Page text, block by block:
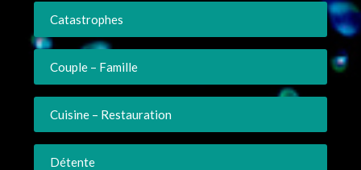
Catastrophes
Couple – Famille
Cuisine – Restauration
Détente